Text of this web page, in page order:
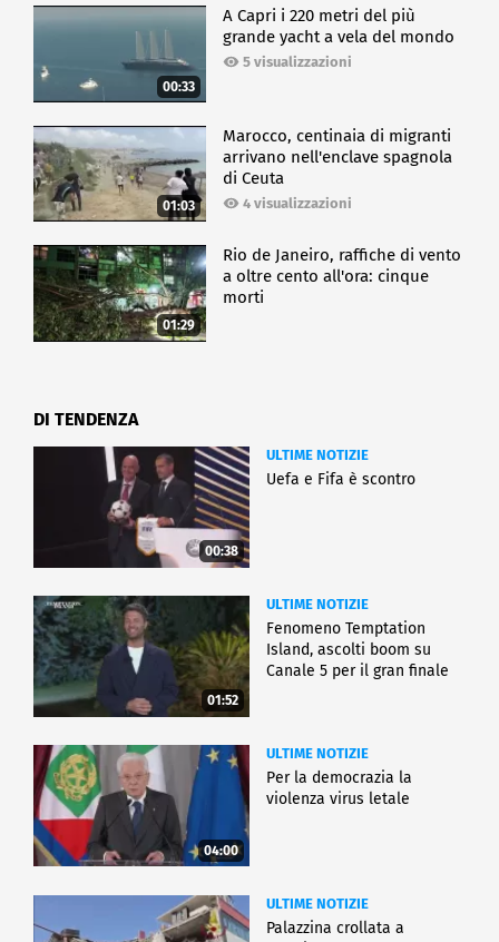
00:33
A Capri i 220 metri del più
grande yacht a vela del mondo
5 visualizzazioni
01:03
Marocco, centinaia di migranti
arrivano nell'enclave spagnola
di Ceuta
4 visualizzazioni
01:29
Rio de Janeiro, raffiche di vento
a oltre cento all'ora: cinque
morti
DI TENDENZA
00:38
ULTIME NOTIZIE
Uefa e Fifa è scontro
01:52
ULTIME NOTIZIE
Fenomeno Temptation
Island, ascolti boom su
Canale 5 per il gran finale
04:00
ULTIME NOTIZIE
Per la democrazia la
violenza virus letale
ULTIME NOTIZIE
Palazzina crollata a